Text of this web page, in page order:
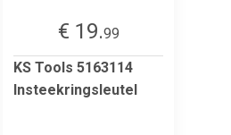
€ 19.99
KS Tools 5163114
Insteekringsleutel